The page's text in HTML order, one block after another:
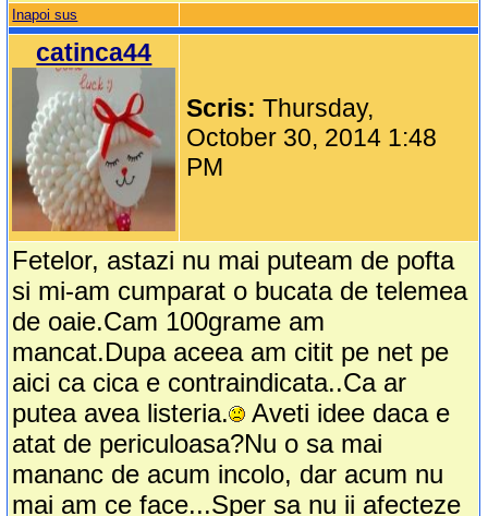
Inapoi sus
catinca44
Scris:Thursday,
October 30, 2014 1:48
PM
Fetelor, astazi nu mai puteam de pofta
si mi-am cumparat o bucata de telemea
de oaie.Cam 100grame am
mancat.Dupa aceea am citit pe net pe
aici ca cica e contraindicata..Ca ar
putea avea listeria.
Aveti idee daca e
atat de periculoasa?Nu o sa mai
mananc de acum incolo, dar acum nu
mai am ce face...Sper sa nu ii afecteze